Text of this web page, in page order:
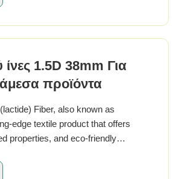
1.5D 38mm Για
προϊόντα
Fiber, also known as
edge textile product that offers
properties, and eco-friendly
choice ...